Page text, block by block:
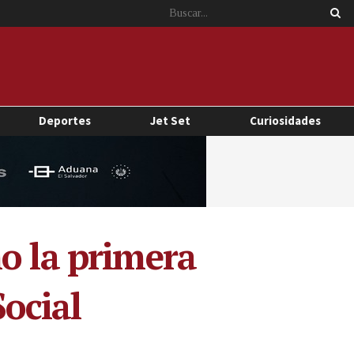
Deportes Jet Set Curiosidades
la primera